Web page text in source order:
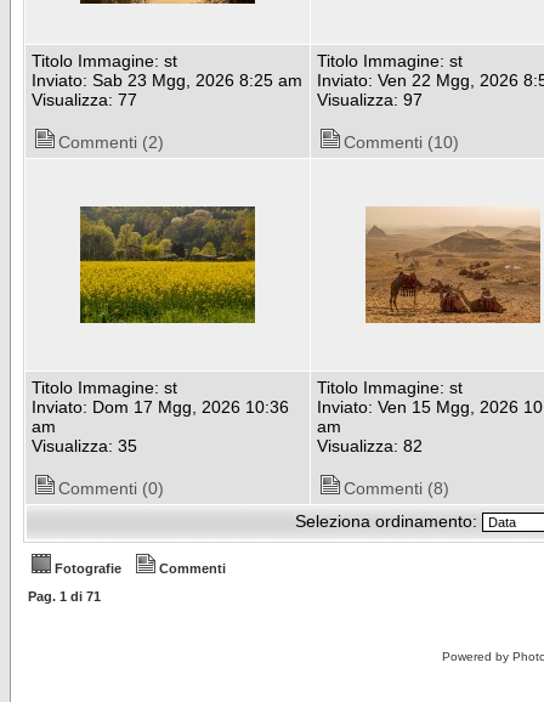
Titolo Immagine: st
Inviato: Sab 23 Mgg, 2026 8:25 am
Visualizza: 77
Commenti (2)
Titolo Immagine: st
Inviato: Ven 22 Mgg, 2026
Visualizza: 97
Commenti (10)
Titolo Immagine: st
Inviato: Dom 17 Mgg, 2026 10:36
am
Visualizza: 35
Commenti (0)
Titolo Immagine: st
Inviato: Ven 15 Mgg, 2026
am
Visualizza: 82
Commenti (8)
Seleziona ordinamento:
Fotografie
Commenti
Pag. 1 di 71
Powered by